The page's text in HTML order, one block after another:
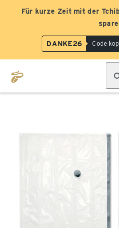
Für kurze Zeit mit der
DANKE26 Code